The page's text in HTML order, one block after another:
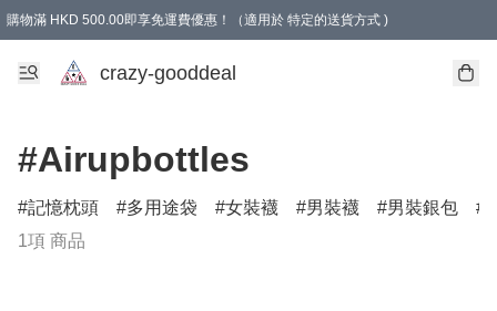
購物滿 HKD 500.00即享免運費優惠！（適用於 特定的送貨方式 )
成為會員可享免費禮品
crazy-gooddeal
#Airupbottles
記憶枕頭 多用途袋 女裝襪 男裝襪 男裝銀包
1項 商品